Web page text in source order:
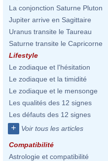
La conjonction Saturne Pluton
Jupiter arrive en Sagittaire
Uranus transite le Taureau
Saturne transite le Capricorne
Lifestyle
Le zodiaque et l'hésitation
Le zodiaque et la timidité
Le zodiaque et le mensonge
Les qualités des 12 signes
Les défauts des 12 signes
+ Voir tous les articles
Compatibilité
Astrologie et compatibilité